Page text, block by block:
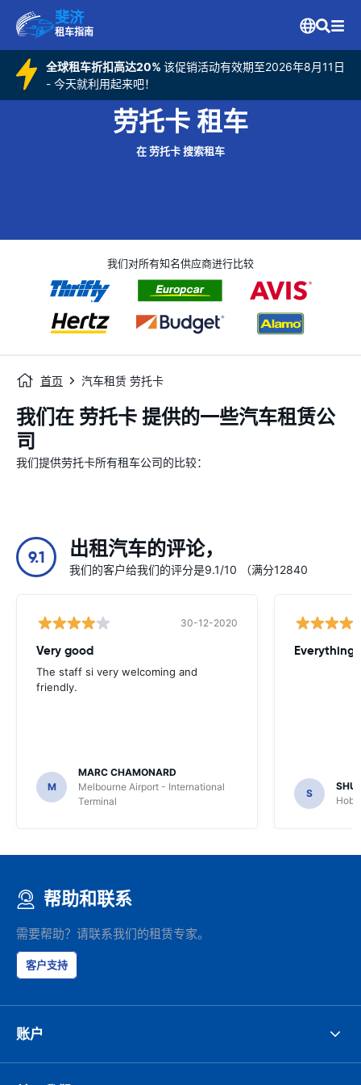
斐济
租车指南
全球租车折扣高达20% 该促销活动有效期至2026年8月11日
- 今天就利用起来吧！
劳托卡 租车
在 劳托卡 搜索租车
我们对所有知名供应商进行比较
首页 汽车租赁 劳托卡
我们在 劳托卡 提供的一些汽车租赁公
司
我们提供劳托卡所有租车公司的比较：
9.1 出租汽车的评论，
我们的客户给我们的评分是9.1/10 （满分12840
30-12-2020
Very good
The staff si very welcoming and
friendly.
M
MARC CHAMONARD
Melbourne Airport - International
Terminal
Everything
S
帮助和联系
需要帮助？请联系我们的租赁专家。
客户支持
账户